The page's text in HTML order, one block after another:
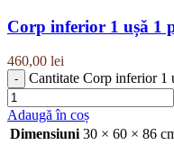
Corp inferior 1 ușă 1
460,00 lei
Cantitate Corp inferior 1
Adaugă în coș
Dimensiuni 30 × 60 × 86